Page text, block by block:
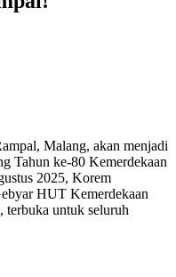
Malang, akan menjadi
Tahun ke-80 Kemerdekaan
2025, Korem
HUT Kemerdekaan
untuk seluruh